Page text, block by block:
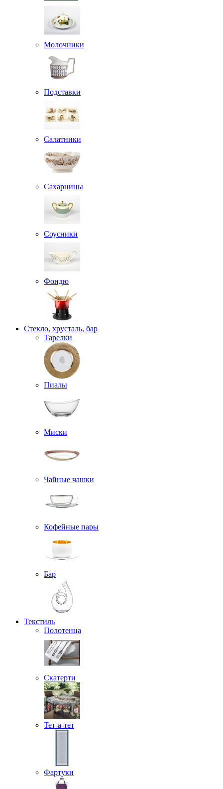
Молочники
Подставки
Салатники
Сахарницы
Соусники
Фондю
Стекло, хрусталь, бар
Тарелки
Пиалы
Миски
Чайные чашки
Кофейные пары
Бар
Текстиль
Полотенца
Скатерти
Тет-а-тет
Фартуки